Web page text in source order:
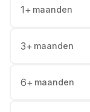
1+ maanden
3+ maanden
6+ maanden